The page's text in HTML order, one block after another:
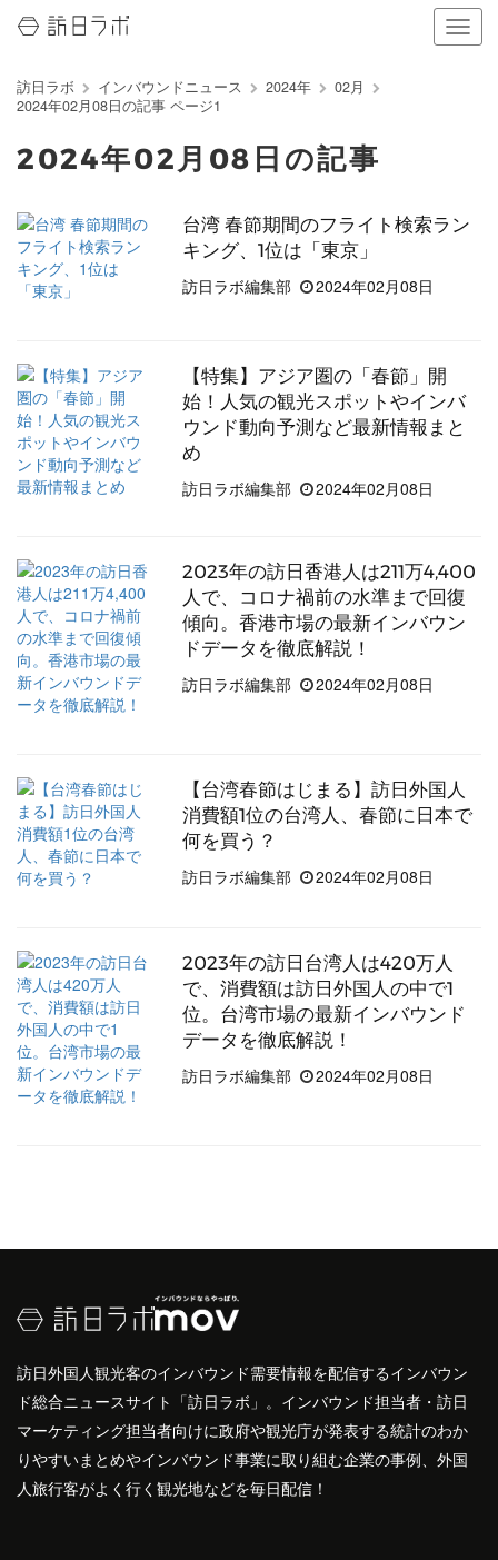
ナ
ビ
示
訪日ラボ インバウンドニュース 2024年
02月
2024年02月08日の記事 ページ1
2024年02月08日の記事
台湾 春節期間のフライト検索ラン
キング、1位は「東京」
訪日ラボ編集部
2024年02月08日
【特集】アジア圏の「春節」開
始！人気の観光スポットやインバ
ウンド動向予測など最新情報まと
め
訪日ラボ編集部
2024年02月08日
2023年の訪日香港人は211万4,400
人で、コロナ禍前の水準まで回復
傾向。香港市場の最新インバウン
ドデータを徹底解説！
訪日ラボ編集部
2024年02月08日
【台湾春節はじまる】訪日外国人
消費額1位の台湾人、春節に日本で
何を買う？
訪日ラボ編集部
2024年02月08日
2023年の訪日台湾人は420万人
で、消費額は訪日外国人の中で1
位。台湾市場の最新インバウンド
データを徹底解説！
訪日ラボ編集部
2024年02月08日
訪日外国人観光客のインバウンド需要情報を配信するインバウン
ド総合ニュースサイト「訪日ラボ」。インバウンド担当者・訪日
マーケティング担当者向けに政府や観光庁が発表する統計のわか
りやすいまとめやインバウンド事業に取り組む企業の事例、外国
人旅行客がよく行く観光地などを毎日配信！